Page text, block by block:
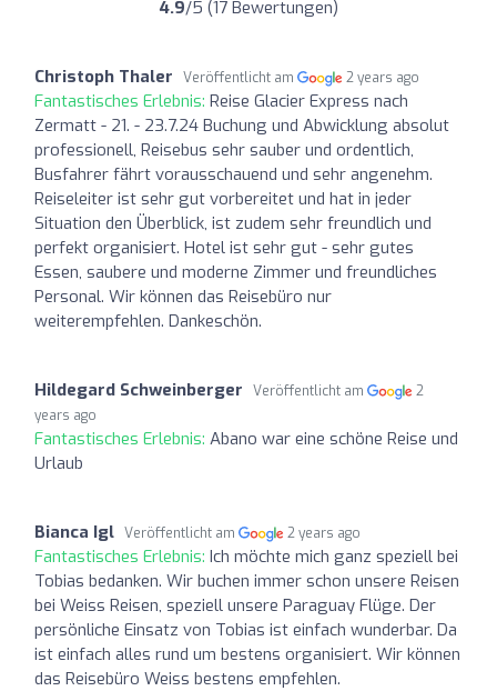
4.9/5 (17 Bewertungen)
Christoph Thaler Veröffentlicht am 2 years ago
Fantastisches Erlebnis: Reise Glacier Express nach
Zermatt - 21. - 23.7.24 Buchung und Abwicklung absolut
professionell, Reisebus sehr sauber und ordentlich,
Busfahrer fährt vorausschauend und sehr angenehm.
Reiseleiter ist sehr gut vorbereitet und hat in jeder
Situation den Überblick, ist zudem sehr freundlich und
perfekt organisiert. Hotel ist sehr gut - sehr gutes
Essen, saubere und moderne Zimmer und freundliches
Personal. Wir können das Reisebüro nur
weiterempfehlen. Dankeschön.
Hildegard Schweinberger Veröffentlicht am
2
years ago
Fantastisches Erlebnis: Abano war eine schöne Reise und
Urlaub
Bianca Igl Veröffentlicht am 2 years ago
Fantastisches Erlebnis: Ich möchte mich ganz speziell bei
Tobias bedanken. Wir buchen immer schon unsere Reisen
bei Weiss Reisen, speziell unsere Paraguay Flüge. Der
persönliche Einsatz von Tobias ist einfach wunderbar. Da
ist einfach alles rund um bestens organisiert. Wir können
das Reisebüro Weiss bestens empfehlen.